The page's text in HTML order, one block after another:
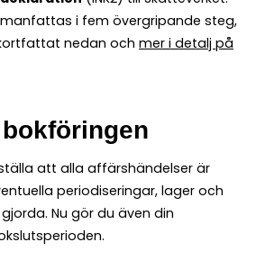
i fem övergripande steg,
nedan och mer i detalj på
att alla affärshändelser är
periodiseringar, lager och
Nu gör du även din